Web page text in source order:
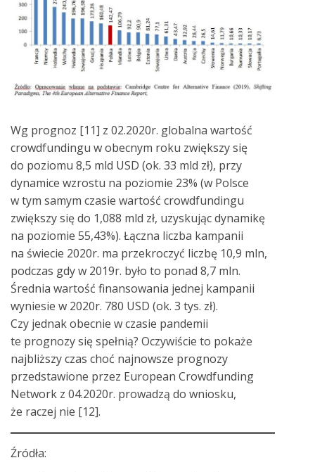
Wg prognoz [11] z 02.2020r. globalna wartość
crowdfundingu w obecnym roku zwiększy się
do poziomu 8,5 mld USD (ok. 33 mld zł), przy
dynamice wzrostu na poziomie 23% (w Polsce
w tym samym czasie wartość crowdfundingu
zwiększy się do 1,088 mld zł, uzyskując dynamikę
na poziomie 55,43%). Łączna liczba kampanii
na świecie 2020r. ma przekroczyć liczbę 10,9 mln,
podczas gdy w 2019r. było to ponad 8,7 mln.
Średnia wartość finansowania jednej kampanii
wyniesie w 2020r. 780 USD (ok. 3 tys. zł).
Czy jednak obecnie w czasie pandemii
te prognozy się spełnią? Oczywiście to pokaże
najbliższy czas choć najnowsze prognozy
przedstawione przez European Crowdfunding
Network z 04.2020r. prowadzą do wniosku,
że raczej nie [12].
Źródła: